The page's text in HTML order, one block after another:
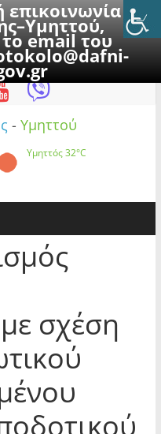
επικοινωνία με
το email του
2026
- Υμηττού
Υμηττός32°C
σχέση